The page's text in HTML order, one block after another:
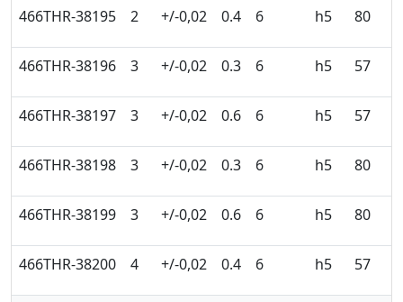
466THR-38195 2 +/-0,02 0.4 6 h5 80
466THR-38196 3 +/-0,02 0.3 6 h5 57
466THR-38197 3 +/-0,02 0.6 6 h5 57
466THR-38198 3 +/-0,02 0.3 6 h5 80
466THR-38199 3 +/-0,02 0.6 6 h5 80
466THR-38200 4 +/-0,02 0.4 6 h5 57